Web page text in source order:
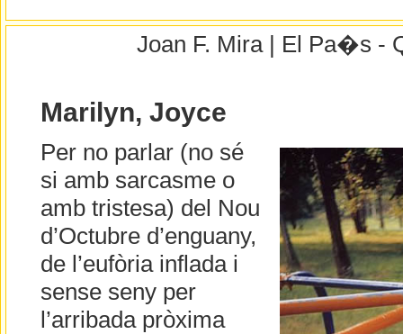
Joan F. Mira | El Pa�s -
Marilyn, Joyce
Per no parlar (no sé
si amb sarcasme o
amb tristesa) del Nou
d’Octubre d’enguany,
de l’eufòria inflada i
sense seny per
l’arribada pròxima